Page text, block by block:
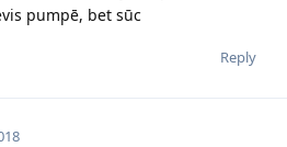
pumpē, bet sūc
Reply